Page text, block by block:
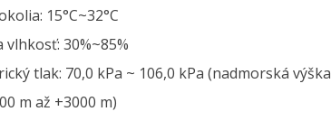
15°C~32°C
vlhkosť: 30%~85%
tlak: 70,0 kPa ~ 106,0 kPa (nadmorská výška
m až +3000 m)